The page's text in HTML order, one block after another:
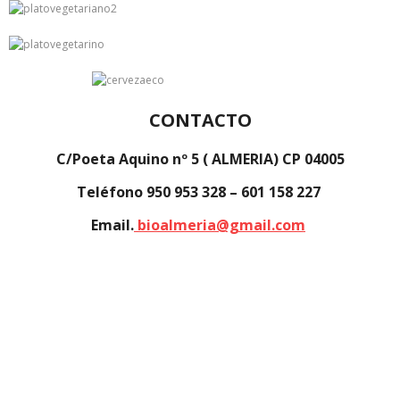
CONTACTO
C/Poeta Aquino nº 5 ( ALMERIA) CP 04005
Teléfono 950 953 328 – 601 158 227
Email. bioalmeria@gmail.com